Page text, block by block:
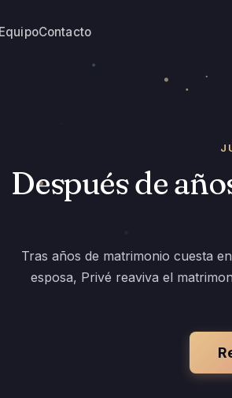
EquipoContacto
Después de
Tras años de matrimonio cuesta
esposa, Privé reaviva el